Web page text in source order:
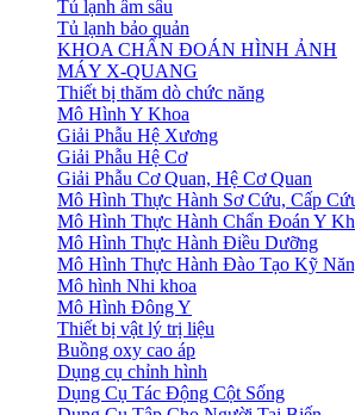
Tủ lạnh âm sâu
Tủ lạnh bảo quản
KHOA CHẨN ĐOÁN HÌNH ẢNH
MÁY X-QUANG
Thiết bị thăm dò chức năng
Mô Hình Y Khoa
Giải Phẫu Hệ Xương
Giải Phẫu Hệ Cơ
Giải Phẫu Cơ Quan, Hệ Cơ Quan
Mô Hình Thực Hành Sơ Cứu, Cấp
Mô Hình Thực Hành Chẩn Đoán Y
Mô Hình Thực Hành Điều Dưỡng
Mô Hình Thực Hành Đào Tạo Kỹ
Mô hình Nhi khoa
Mô Hình Đông Y
Thiết bị vật lý trị liệu
Buồng oxy cao áp
Dụng cụ chỉnh hình
Dụng Cụ Tác Động Cột Sống